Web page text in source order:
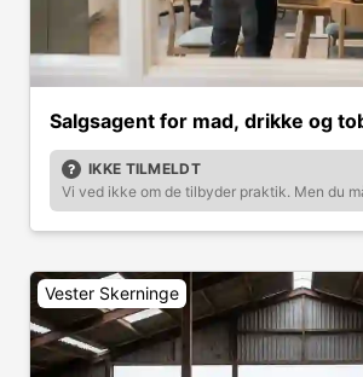
Salgsagent for mad, drikke og
IKKE TILMELDT
Vi ved ikke om de tilbyder praktik. Men du
Vester Skerninge